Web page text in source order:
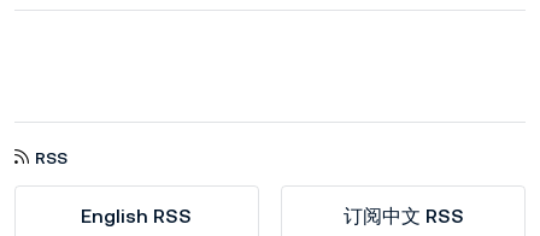
RSS
English RSS 订阅中文 RSS